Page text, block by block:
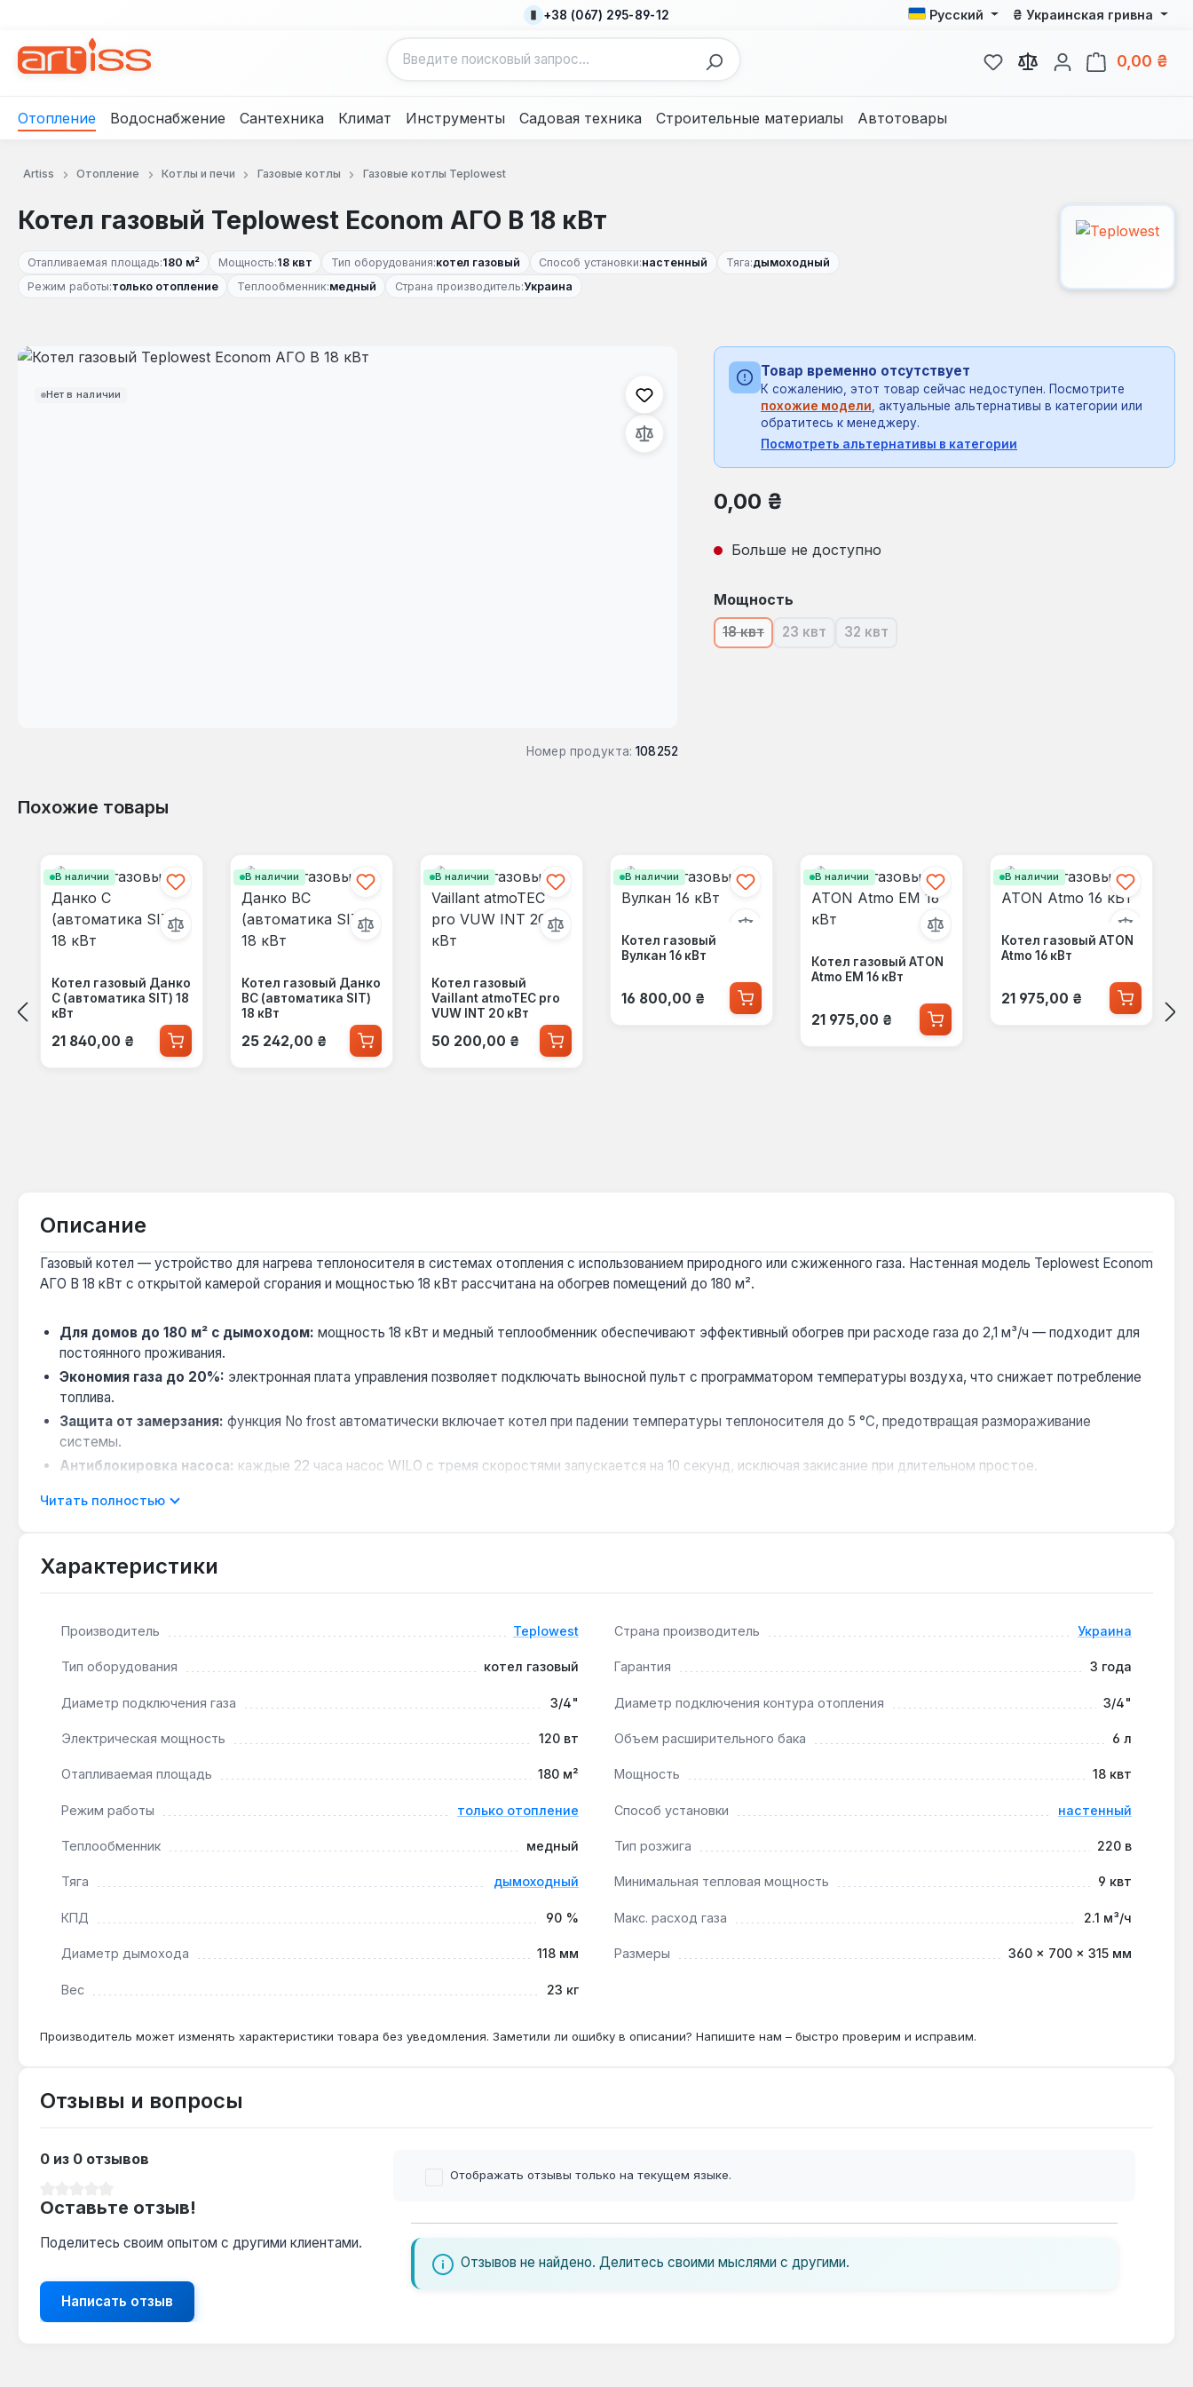
+38 (067) 295-89-12 Русский ₴ Украинская гривна
У вас есть товары из
0,00 ₴
Отопление Водоснабжение Сантехника Климат Инструменты Садовая техника Строительные материалы Автотовары
Artiss Отопление Котлы и печи Газовые котлы Газовые котлы Teplowest
Котел газовый Teplowest Econom АГО В 18 кВт
Отапливаемая площадь:180 м² Мощность:18 квт Тип оборудования:котел газовый Способ установки:настенный Тяга:дымоходный
Режим работы:только отопление Теплообменник:медный Страна производитель:Украина
Нет в наличии
Пропустить галерею изображений
Номер продукта: 108252
Товар временно отсутствует
К сожалению, этот товар сейчас недоступен. Посмотрите
похожие модели , актуальные альтернативы в категории или
обратитесь к менеджеру.
Посмотреть альтернативы в категории
Обычная цена:
0,00 ₴
Больше не доступно
Выберите
Мощность
18 квт(В настоящее время эта опция недоступна.)
23 квт(В настоящее время эта опция недоступна.)
32 квт(В настоящее время эта опция недоступна.)
Похожие товары
В наличии
Котел газовый Данко
С (автоматика SIT) 18
кВт
Обычная цена:
21 840,00 ₴
В наличии
Котел газовый Данко
ВС (автоматика SIT)
18 кВт
Обычная цена:
25 242,00 ₴
В наличии
Котел газовый
Vaillant atmoTEC pro
VUW INT 20 кВт
Обычная цена:
50 200,00 ₴
В наличии
Котел газовый
Вулкан 16 кВт
Обычная цена:
16 800,00 ₴
В наличии
Котел газовый ATON
Atmo ЕМ 16 кВт
Обычная цена:
21 975,00 ₴
В наличии
Котел газовый ATON
Atmo 16 кВт
Обычная цена:
21 975,00 ₴
Описание
Газовый котел — устройство для нагрева теплоносителя в системах отопления с использованием природного или сжиженного газа. Настенная модель Teplowest Econom
АГО В 18 кВт с открытой камерой сгорания и мощностью 18 кВт рассчитана на обогрев помещений до 180 м².
Для домов до 180 м² с дымоходом: мощность 18 кВт и медный теплообменник обеспечивают эффективный обогрев при расходе газа до 2,1 м³/ч — подходит для
постоянного проживания.
Экономия газа до 20%: электронная плата управления позволяет подключать выносной пульт с программатором температуры воздуха, что снижает потребление
топлива.
Защита от замерзания: функция No frost автоматически включает котел при падении температуры теплоносителя до 5 °C, предотвращая размораживание
системы.
Антиблокировка насоса: каждые 22 часа насос WILO с тремя скоростями запускается на 10 секунд, исключая закисание при длительном простое.
Модель подходит для автономного отопления частных домов, квартир или офисов с подключением к дымоходу. Благодаря минимальной тепловой мощности 9 кВт
котел может работать с низкотемпературными контурами, включая систему «тёплый пол». Производство — Украина. Гарантия 3 года, доставка по Украине.
Подходит ли котел для помещений без дымохода?
Нет — модель с открытой камерой сгорания требует подключения к дымоходу диаметром 118 мм для отвода продуктов сгорания.
При жёсткой воде (>7 °dH) рекомендована ежегодная промывка медного теплообменника — это сохраняет КПД 90% и предотвращает перегрев.
Читать полностью
Характеристики
Производитель Teplowest Страна производитель Украина
Тип оборудования котел газовый Гарантия 3 года
Диаметр подключения газа 3/4" Диаметр подключения контура отопления 3/4"
Электрическая мощность 120 вт Объем расширительного бака 6 л
Отапливаемая площадь 180 м² Мощность 18 квт
Режим работы только отопление Способ установки настенный
Теплообменник медный Тип розжига 220 в
Тяга дымоходный Минимальная тепловая мощность 9 квт
КПД 90 % Макс. расход газа 2.1 м³/ч
Диаметр дымохода 118 мм Размеры 360 × 700 × 315 мм
Вес 23 кг
Производитель может изменять характеристики товара без уведомления. Заметили ли ошибку в описании? Напишите нам – быстро проверим и исправим.
Отзывы и вопросы
0 из 0 отзывов
Оставьте отзыв!
Поделитесь своим опытом с другими клиентами.
Написать отзыв
Отображать отзывы только на текущем языке.
Отзывов не найдено. Делитесь своими мыслями с другими.